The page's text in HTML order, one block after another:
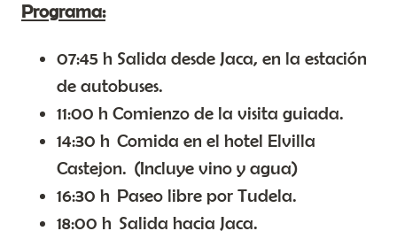
Programa:
07:45 h Salida desde Jaca, en la estación
de autobuses.
11:00 h Comienzo de la visita guiada.
14:30 h Comida en el hotel Elvilla
Castejon. (Incluye vino y agua)
16:30 h Paseo libre por Tudela.
18:00 h Salida hacia Jaca.